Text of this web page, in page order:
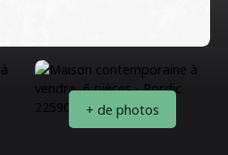
+ de photos